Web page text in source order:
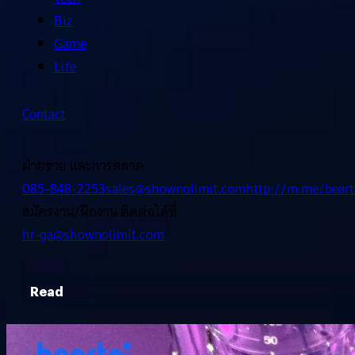
Biz
Game
Life
Contact
ฝ่ายขาย และการตลาด
085-848-2253sales@shownolimit.comhttp://m.me/
สมัครงาน/ฝึกงาน ติดต่อได้ที่
hr-ga@shownolimit.com
Read